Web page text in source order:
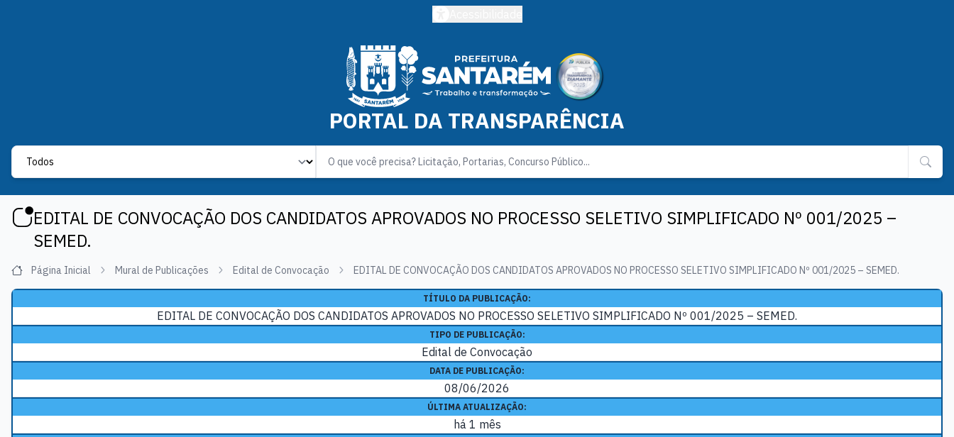
PORTAL DA TRANSPARÊNCIA
Label
EDITAL DE CONVOCAÇÃO DOS CANDIDATOS APROVADOS NO PROCESSO SELETIVO SIMPLIFICADO Nº 001/2025 –
SEMED.
Página Inicial Mural de Publicações Edital de Convocação EDITAL DE CONVOCAÇÃO DOS CANDIDATOS APROVADOS NO PROCESSO SELETIVO SIMPLIFICADO Nº 001/2025 – SEMED.
TÍTULO DA PUBLICAÇÃO:
EDITAL DE CONVOCAÇÃO DOS CANDIDATOS APROVADOS NO PROCESSO SELETIVO SIMPLIFICADO Nº 001/2025 – SEMED.
TIPO DE PUBLICAÇÃO:
Edital de Convocação
DATA DE PUBLICAÇÃO:
08/06/2026
ÚLTIMA ATUALIZAÇÃO:
há 1 mês